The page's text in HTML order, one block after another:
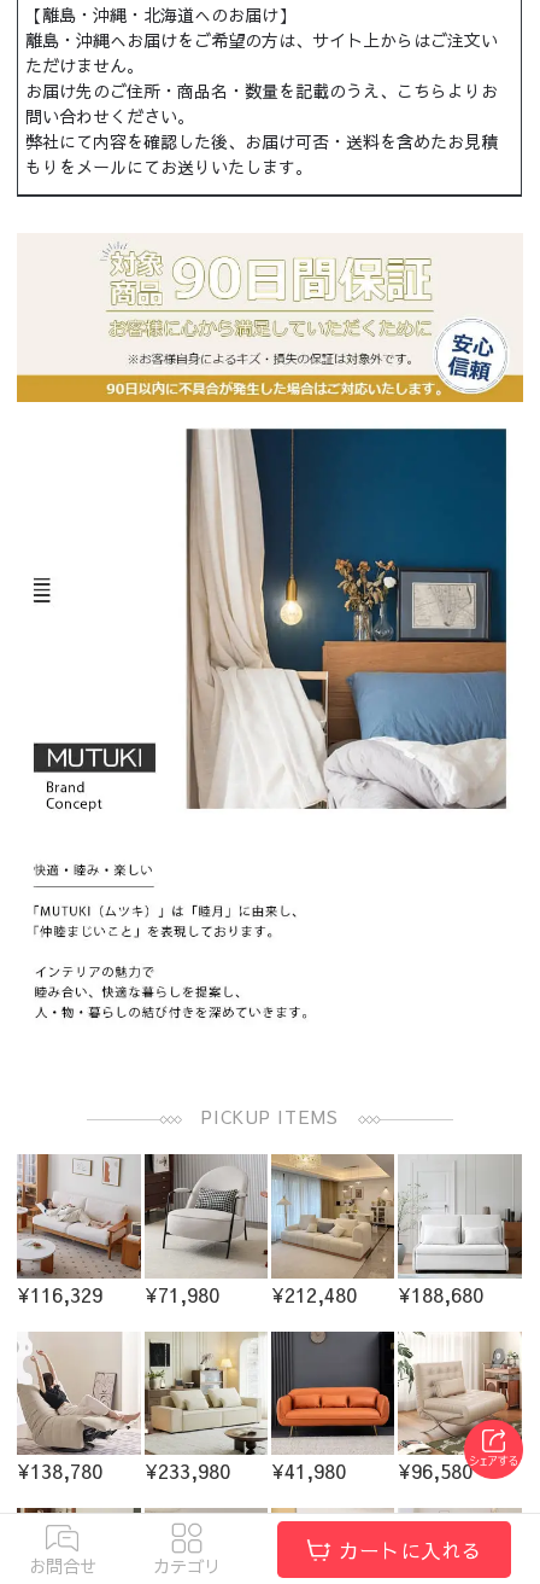
【離島・沖縄・北海道へのお届け】
離島・沖縄へお届けをご希望の方は、サイト上からはご注文い
ただけません。
お届け先のご住所・商品名・数量を記載のうえ、こちらよりお
問い合わせください。
弊社にて内容を確認した後、お届け可否・送料を含めたお見積
もりをメールにてお送りいたします。
PICKUP ITEMS
¥116,329 ¥71,980 ¥212,480 ¥188,680
¥138,780 ¥233,980 ¥41,980 ¥96,580
お問合せ カテゴリ
カートに入れる